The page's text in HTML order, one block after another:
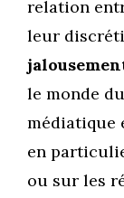
relation
leur
le monde
médiatique
en
ou sur les